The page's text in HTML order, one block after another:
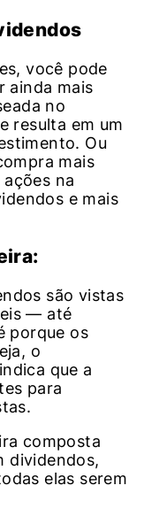
você pode
ainda mais
no
resulta em um
Ou
mais
na
e mais
são vistas
— até
porque os
o
que a
para
composta
dividendos,
elas serem